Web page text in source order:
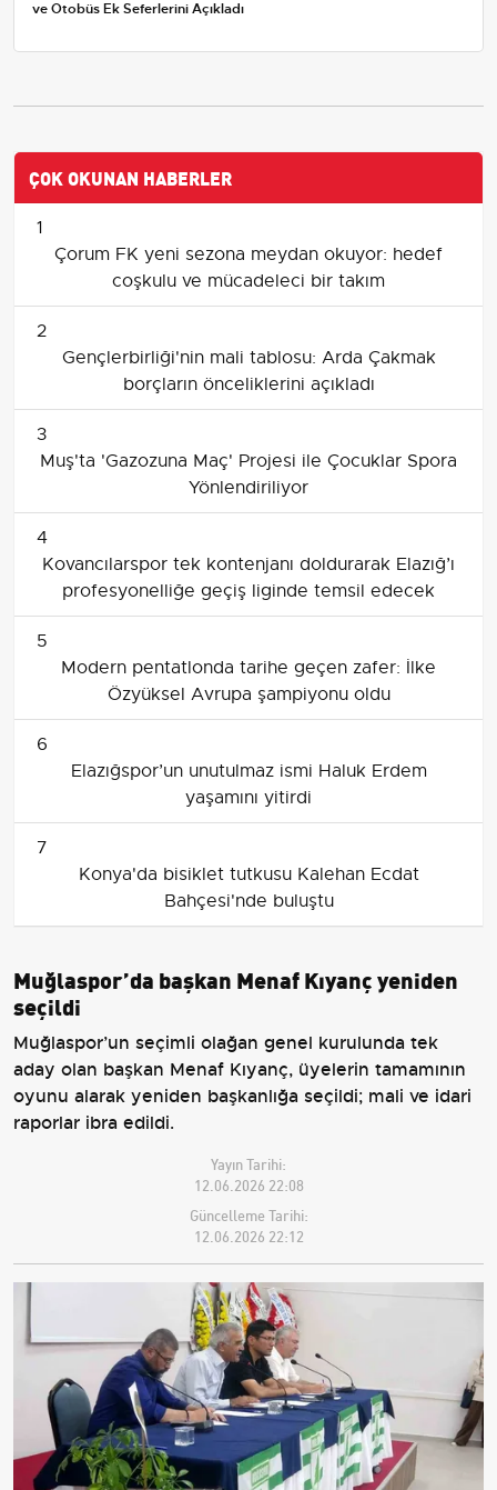
ve Otobüs Ek Seferlerini Açıkladı
ÇOK OKUNAN HABERLER
1
Çorum FK yeni sezona meydan okuyor: hedef
coşkulu ve mücadeleci bir takım
2
Gençlerbirliği'nin mali tablosu: Arda Çakmak
borçların önceliklerini açıkladı
3
Muş'ta 'Gazozuna Maç' Projesi ile Çocuklar Spora
Yönlendiriliyor
4
Kovancılarspor tek kontenjanı doldurarak Elazığ’ı
profesyonelliğe geçiş liginde temsil edecek
5
Modern pentatlonda tarihe geçen zafer: İlke
Özyüksel Avrupa şampiyonu oldu
6
Elazığspor’un unutulmaz ismi Haluk Erdem
yaşamını yitirdi
7
Konya'da bisiklet tutkusu Kalehan Ecdat
Bahçesi'nde buluştu
Muğlaspor’da başkan Menaf Kıyanç yeniden
seçildi
Muğlaspor’un seçimli olağan genel kurulunda tek
aday olan başkan Menaf Kıyanç, üyelerin tamamının
oyunu alarak yeniden başkanlığa seçildi; mali ve idari
raporlar ibra edildi.
Yayın Tarihi:
12.06.2026 22:08
Güncelleme Tarihi:
12.06.2026 22:12